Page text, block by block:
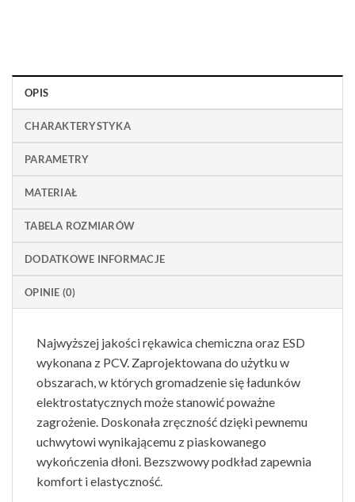
OPIS
CHARAKTERYSTYKA
PARAMETRY
MATERIAŁ
TABELA ROZMIARÓW
DODATKOWE INFORMACJE
OPINIE (0)
Najwyższej jakości rękawica chemiczna oraz ESD
wykonana z PCV. Zaprojektowana do użytku w
obszarach, w których gromadzenie się ładunków
elektrostatycznych może stanowić poważne
zagrożenie. Doskonała zręczność dzięki pewnemu
uchwytowi wynikającemu z piaskowanego
wykończenia dłoni. Bezszwowy podkład zapewnia
komfort i elastyczność.